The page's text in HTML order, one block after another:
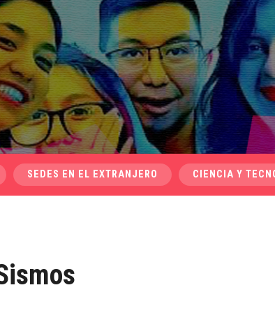
SEDES EN EL EXTRANJERO CIENCIA Y